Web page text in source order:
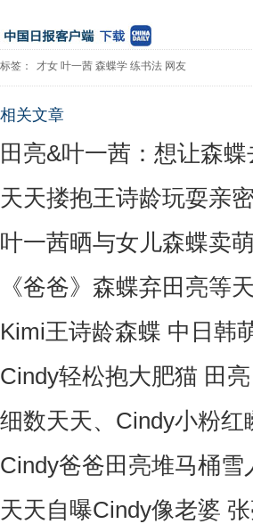
标签： 才女 叶一茜 森蝶学 练书法 网友
相关文章
田亮&叶一茜：想让森
天天搂抱王诗龄玩耍亲
叶一茜晒与女儿森蝶卖
《爸爸》森蝶弃田亮等
Kimi王诗龄森蝶 中日韩
Cindy轻松抱大肥猫 田
细数天天、Cindy小粉红
Cindy爸爸田亮堆马桶
天天自曝Cindy像老婆